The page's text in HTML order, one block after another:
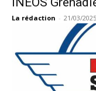
La rédaction - 21/03/2025